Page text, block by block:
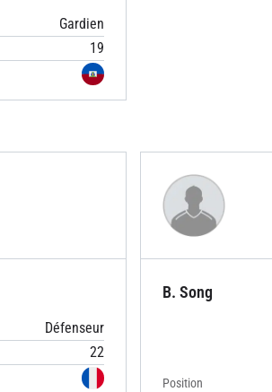
Gardien
19
Défenseur
22
B. Song
Position